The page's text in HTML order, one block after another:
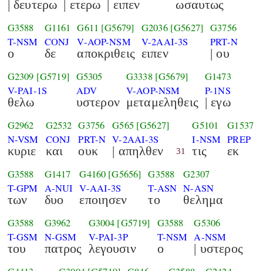
| δευτερω | ετερω | ειπεν ωσαυτως
G3588
T-NSM
ο
G1161
CONJ
δε
G611 [G5679]
V-AOP-NSM
αποκριθεις
G2036 [G5627]
V-2AAI-3S
ειπεν
G3756
PRT-N
| ου
G2309 [G5719]
V-PAI-1S
θελω
G5305
ADV
υστερον
G3338 [G5679]
V-AOP-NSM
μεταμεληθεις
G1473
P-1NS
| εγω
G2962
N-VSM
κυριε
G2532
CONJ
και
G3756
PRT-N
ουκ
G565 [G5627]
V-2AAI-3S
| απηλθεν 31
G5101
I-NSM
τις
G1537
PREP
εκ
G3588
T-GPM
των
G1417
A-NUI
δυο
G4160 [G5656]
V-AAI-3S
εποιησεν
G3588
T-ASN
το
G2307
N-ASN
θελημα
G3588
T-GSM
του
G3962
N-GSM
πατρος
G3004 [G5719]
V-PAI-3P
λεγουσιν
G3588
T-NSM
ο
G5306
A-NSM
| υστερος